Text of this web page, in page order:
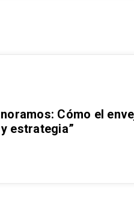
Cómo el
estrategia”